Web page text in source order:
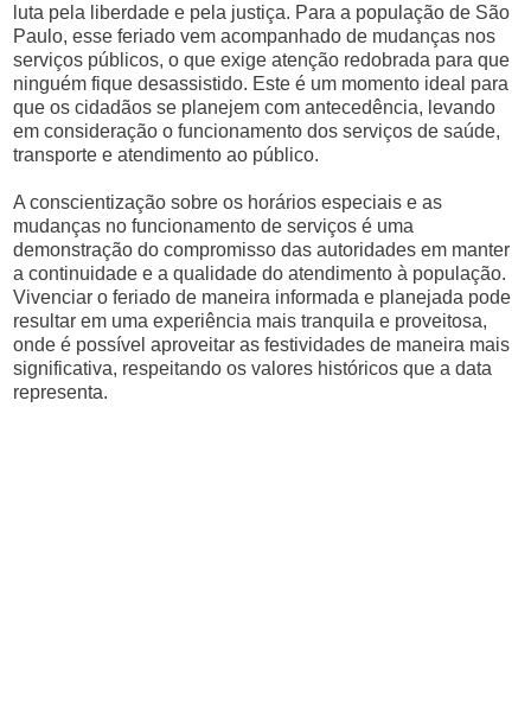
luta pela liberdade e pela justiça. Para a população de São
Paulo, esse feriado vem acompanhado de mudanças nos
serviços públicos, o que exige atenção redobrada para que
ninguém fique desassistido. Este é um momento ideal para
que os cidadãos se planejem com antecedência, levando
em consideração o funcionamento dos serviços de saúde,
transporte e atendimento ao público.
A conscientização sobre os horários especiais e as
mudanças no funcionamento de serviços é uma
demonstração do compromisso das autoridades em manter
a continuidade e a qualidade do atendimento à população.
Vivenciar o feriado de maneira informada e planejada pode
resultar em uma experiência mais tranquila e proveitosa,
onde é possível aproveitar as festividades de maneira mais
significativa, respeitando os valores históricos que a data
representa.